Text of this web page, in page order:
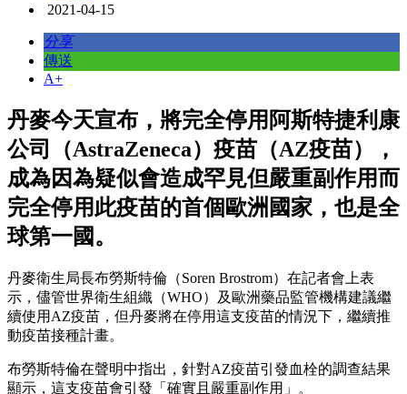
2021-04-15
分享
傳送
A+
丹麥今天宣布，將完全停用阿斯特捷利康
公司（AstraZeneca）疫苗（AZ疫苗），
成為因為疑似會造成罕見但嚴重副作用而
完全停用此疫苗的首個歐洲國家，也是全
球第一國。
丹麥衛生局長布勞斯特倫（Soren Brostrom）在記者會上表
示，儘管世界衛生組織（WHO）及歐洲藥品監管機構建議繼
續使用AZ疫苗，但丹麥將在停用這支疫苗的情況下，繼續推
動疫苗接種計畫。
布勞斯特倫在聲明中指出，針對AZ疫苗引發血栓的調查結果
顯示，這支疫苗會引發「確實且嚴重副作用」。